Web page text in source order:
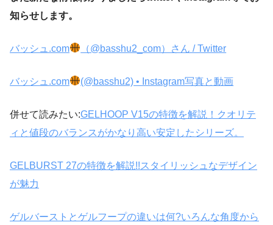
知らせします。
バッシュ.com （@basshu2_com）さん / Twitter
バッシュ.com (@basshu2) • Instagram写真と動画
併せて読みたい:GELHOOP V15の特徴を解説！クオリテ
ィと値段のバランスがかなり高い安定したシリーズ。
GELBURST 27の特徴を解説!!スタイリッシュなデザイン
が魅力
ゲルバーストとゲルフープの違いは何?いろんな角度から